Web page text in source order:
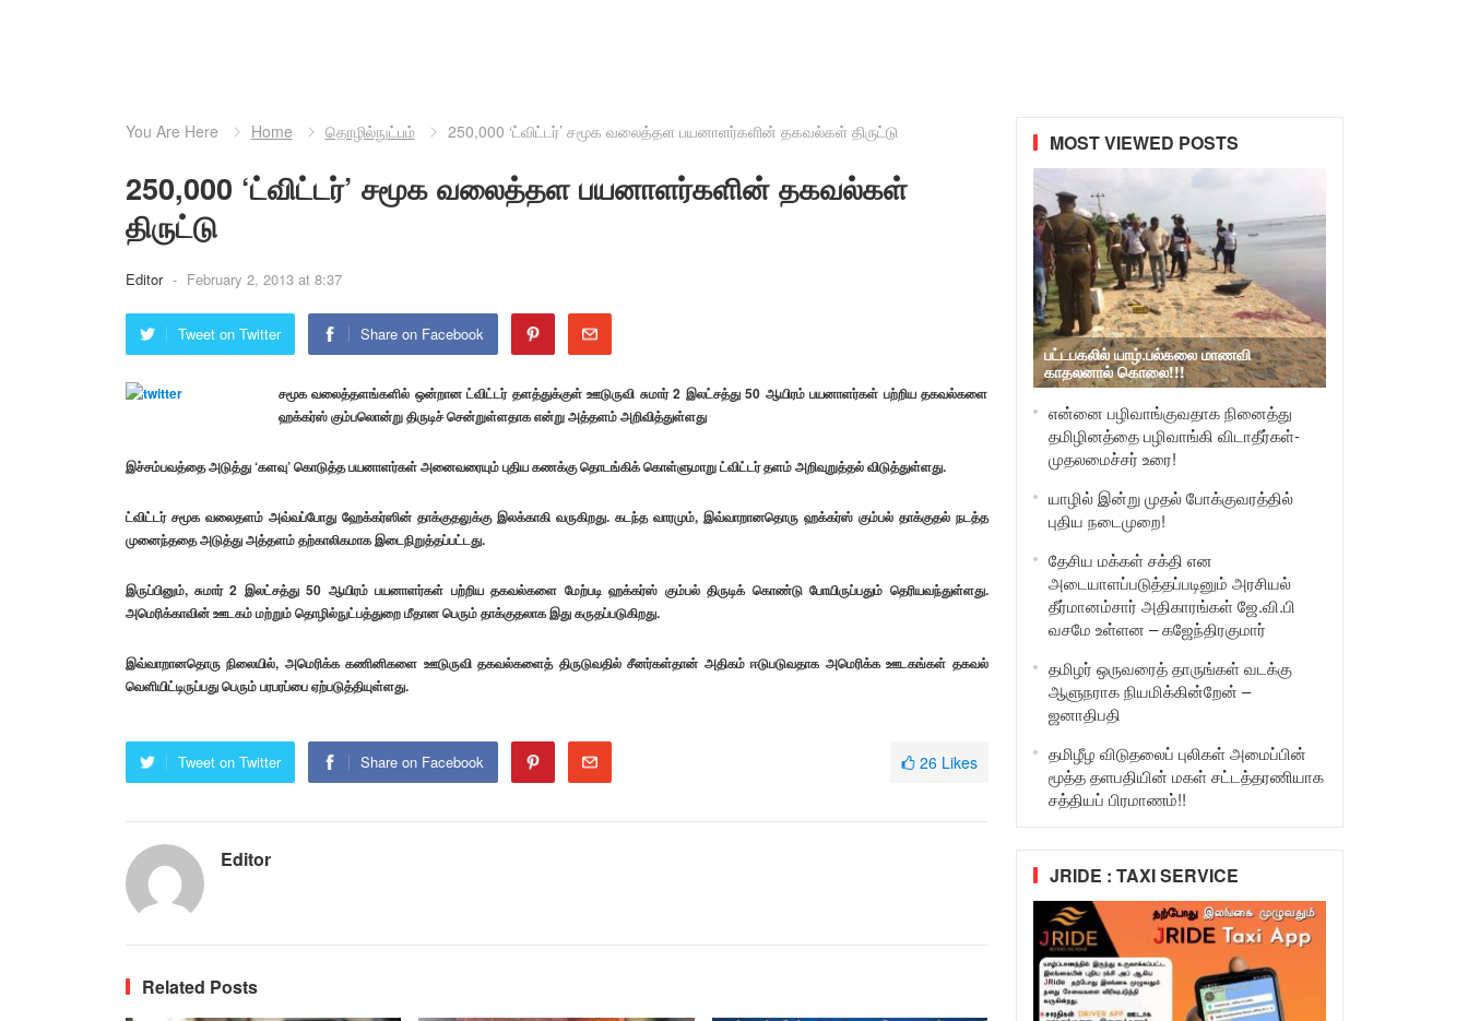
You Are Here Home தொழில்நுட்பம் 250,000 ‘ட்விட்டர்’ சமூக வலைத்தள பயனாளர்களின் தகவல்கள் திருட்டு
250,000 ‘ட்விட்டர்’ சமூக வலைத்தள பயனாளர்களின் தகவல்கள்
திருட்டு
Editor - February 2, 2013 at 8:37
Tweet on Twitter Share on Facebook
சமூக வலைத்தளங்களில் ஒன்றான ட்விட்டர் தளத்துக்குள் ஊடுருவி சுமார் 2 இலட்சத்து 50 ஆயிரம் பயனாளர்கள் பற்றிய தகவல்களை
ஹக்கர்ஸ் கும்பலொன்று திருடிச் சென்றுள்ளதாக என்று அத்தளம் அறிவித்துள்ளது
இச்சம்பவத்தை அடுத்து ‘களவு’ கொடுத்த பயனாளர்கள் அனைவரையும் புதிய கணக்கு தொடங்கிக் கொள்ளுமாறு ட்விட்டர் தளம் அறிவுறுத்தல் விடுத்துள்ளது.
ட்விட்டர் சமூக வலைதளம் அவ்வப்போது ஹேக்கர்ஸின் தாக்குதலுக்கு இலக்காகி வருகிறது. கடந்த வாரமும், இவ்வாறானதொரு ஹக்கர்ஸ் கும்பல் தாக்குதல் நடத்த
முனைந்ததை அடுத்து அத்தளம் தற்காலிகமாக இடைநிறுத்தப்பட்டது.
இருப்பினும், சுமார் 2 இலட்சத்து 50 ஆயிரம் பயனாளர்கள் பற்றிய தகவல்களை மேற்படி ஹக்கர்ஸ் கும்பல் திருடிக் கொண்டு போயிருப்பதும் தெரியவந்துள்ளது.
அமெரிக்காவின் ஊடகம் மற்றும் தொழில்நுட்பத்துறை மீதான பெரும் தாக்குதலாக இது கருதப்படுகிறது.
இவ்வாறானதொரு நிலையில், அமெரிக்க கணினிகளை ஊடுருவி தகவல்களைத் திருடுவதில் சீனர்கள்தான் அதிகம் ஈடுபடுவதாக அமெரிக்க ஊடகங்கள் தகவல்
வெளியிட்டிருப்பது பெரும் பரபரப்பை ஏற்படுத்தியுள்ளது.
Tweet on Twitter Share on Facebook 26 Likes
Editor
Related Posts
MOST VIEWED POSTS
பட்டபகலில் யாழ்.பல்கலை மாணவி
காதலனால் கொலை!!!
என்னை பழிவாங்குவதாக நினைத்து
தமிழினத்தை பழிவாங்கி விடாதீர்கள்-
முதலமைச்சர் உரை!
யாழில் இன்று முதல் போக்குவரத்தில்
புதிய நடைமுறை!
தேசிய மக்கள் சக்தி என
அடையாளப்படுத்தப்படினும் அரசியல்
தீர்மானம்சார் அதிகாரங்கள் ஜே.வி.பி
வசமே உள்ளன – கஜேந்திரகுமார்
தமிழர் ஒருவரைத் தாருங்கள் வடக்கு
ஆளுநராக நியமிக்கின்றேன் –
ஜனாதிபதி
தமிழீழ விடுதலைப் புலிகள் அமைப்பின்
மூத்த தளபதியின் மகள் சட்டத்தரணியாக
சத்தியப் பிரமாணம்!!
JRIDE : TAXI SERVICE